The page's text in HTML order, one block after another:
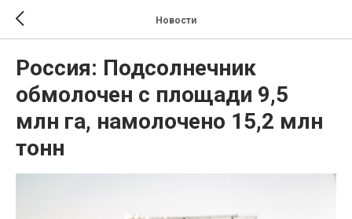
Новости
Россия: Подсолнечник
обмолочен с площади 9,5
млн га, намолочено 15,2 млн
тонн